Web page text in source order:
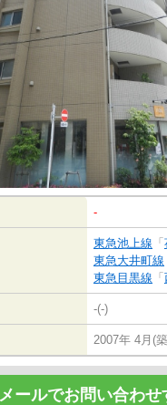
-
東急池上線 「
東急大井町線
東急目黒線 「
-(-)
2007年 4月(
メールでお問い合わせ